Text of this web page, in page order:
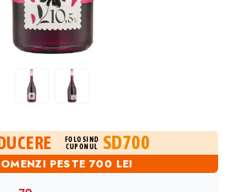
FOLOSIND
CUPONUL
SD700
PESTE 700 LEI